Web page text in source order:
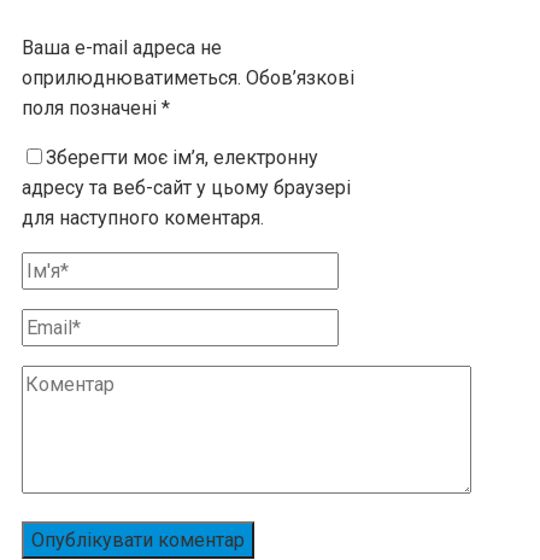
Ваша e-mail адреса не
оприлюднюватиметься. Обов’язкові
поля позначені *
Зберегти моє ім’я, електронну
адресу та веб-сайт у цьому браузері
для наступного коментаря.